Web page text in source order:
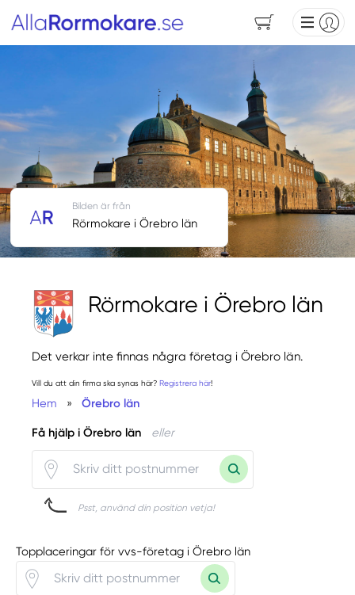
Rörmokare i Örebro län
Det verkar inte finnas några företag i Örebro län.
Vill du att din firma ska synas här? Registrera här!
Hem » Örebro län
Få hjälp i Örebro län eller
Psst, använd din position vetja!
Bilden är från
Rörmokare i Örebro län
Topplaceringar för vvs-företag i Örebro län